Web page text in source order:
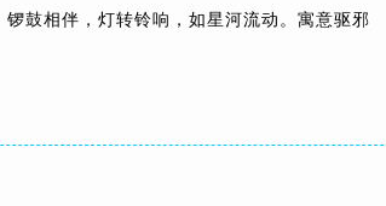
鼓相伴，灯转铃响，如星河流动。寓意驱邪